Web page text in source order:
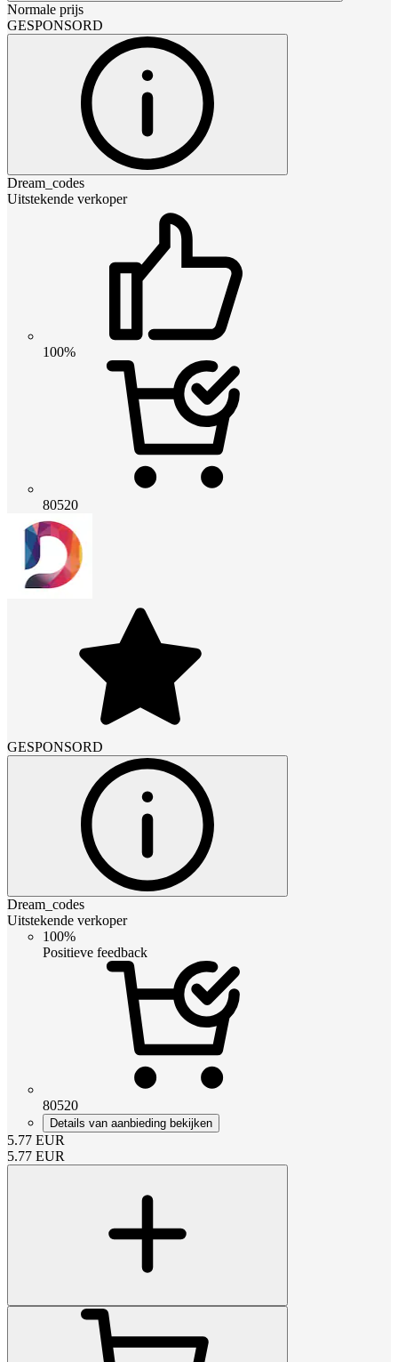
Normale prijs
GESPONSORD
Dream_codes
Uitstekende verkoper
100%
80520
GESPONSORD
Dream_codes
Uitstekende verkoper
100%
Positieve feedback
80520
Details van aanbieding bekijken
5.77 EUR
5.77 EUR